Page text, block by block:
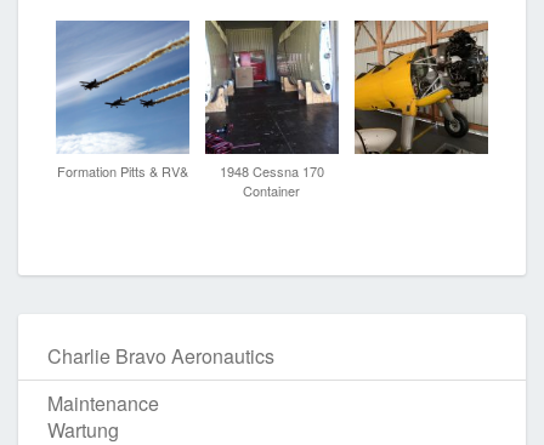
Formation Pitts & RV&
1948 Cessna 170
Container
Charlie Bravo Aeronautics
Maintenance
Wartung